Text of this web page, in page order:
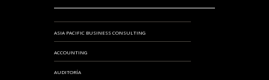
ASIA PACIFIC BUSINESS CONSULTING
ACCOUNTING
AUDITORÍA